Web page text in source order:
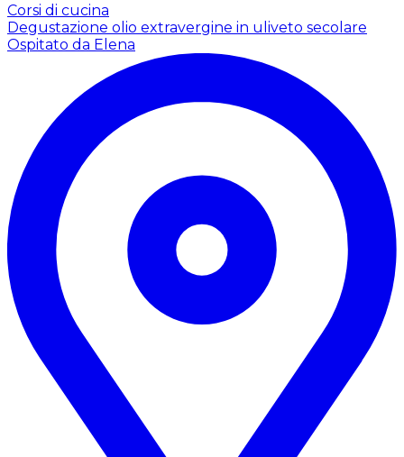
Corsi di cucina
Degustazione olio extravergine in uliveto secolare
Ospitato da Elena